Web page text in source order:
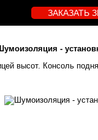
ЗАКАЗАТЬ
-
высот. Консоль